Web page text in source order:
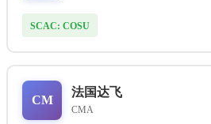
SCAC: COSU
CM
法国达飞
CMA